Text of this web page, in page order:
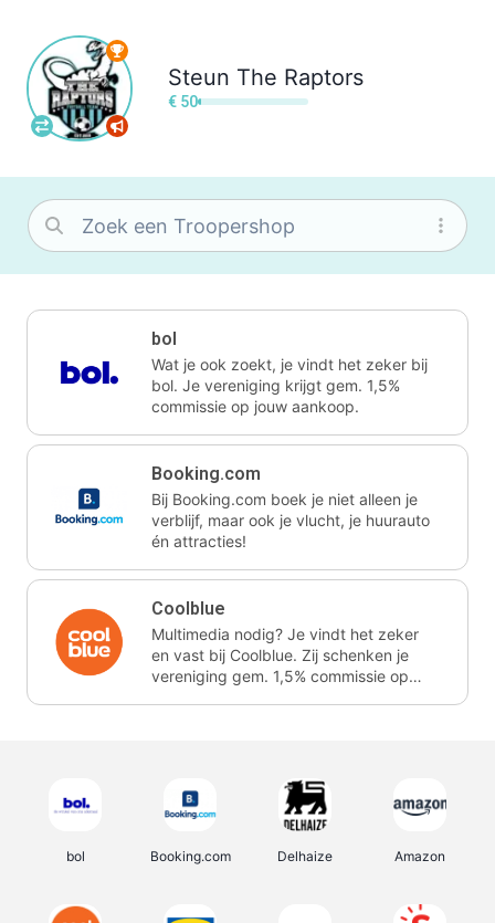
Steun The Raptors
€ 50
bol
Wat je ook zoekt, je vindt het zeker bij
bol. Je vereniging krijgt gem. 1,5%
commissie op jouw aankoop.
Booking.com
Bij Booking.com boek je niet alleen je
verblijf, maar ook je vlucht, je huurauto
én attracties!
Coolblue
Multimedia nodig? Je vindt het zeker
en vast bij Coolblue. Zij schenken je
vereniging gem. 1,5% commissie op
bol Booking.com Delhaize Amazon